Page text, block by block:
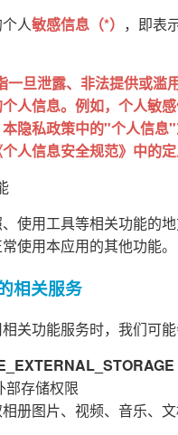
人敏感信息（*） ，即表
一旦泄露、非法提供或滥
人信息。例如，个人敏
隐私政策中的"个人信
人信息安全规范》中的定
使用工具等相关功能的
使用本应用的其他功能。
相关服务
关功能服务时，我们可
部存储权限
册图片、视频、音乐、